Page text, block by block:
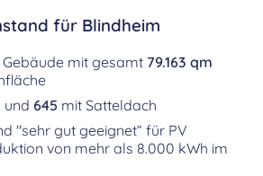
für Blindheim
mit gesamt 79.163 qm
und 645 mit Satteldach
"sehr gut geeignet“ für PV
von mehr als 8.000 kWh im